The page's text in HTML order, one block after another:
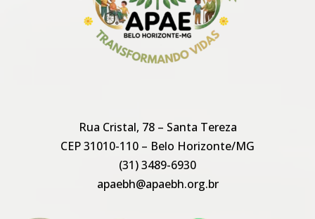
Rua Cristal, 78 – Santa Tereza
CEP 31010-110 – Belo Horizonte/MG
(31) 3489-6930
apaebh@apaebh.org.br